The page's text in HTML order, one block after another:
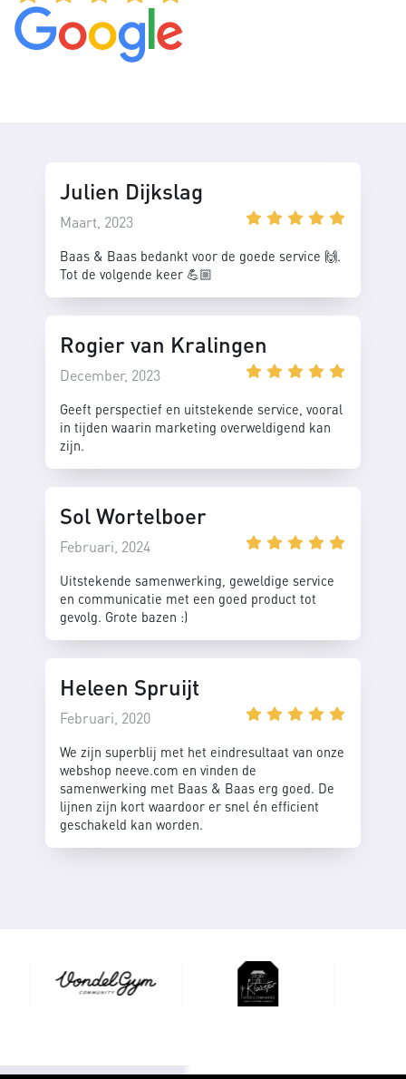
Julien Dijkslag
Maart, 2023
Baas & Baas bedankt voor de goede service 🙌.
Tot de volgende keer 💪🏼
Rogier van Kralingen
December, 2023
Geeft perspectief en uitstekende service, vooral
in tijden waarin marketing overweldigend kan
zijn.
Sol Wortelboer
Februari, 2024
Uitstekende samenwerking, geweldige service
en communicatie met een goed product tot
gevolg. Grote bazen :)
Heleen Spruijt
Februari, 2020
We zijn superblij met het eindresultaat van onze
webshop neeve.com en vinden de
samenwerking met Baas & Baas erg goed. De
lijnen zijn kort waardoor er snel én efficient
geschakeld kan worden.